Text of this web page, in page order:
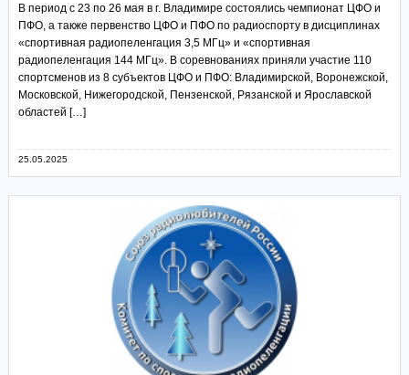
В период с 23 по 26 мая в г. Владимире состоялись чемпионат ЦФО и
ПФО, а также первенство ЦФО и ПФО по радиоспорту в дисциплинах
«спортивная радиопеленгация 3,5 МГц» и «спортивная
радиопеленгация 144 МГц». В соревнованиях приняли участие 110
спортсменов из 8 субъектов ЦФО и ПФО: Владимирской, Воронежской,
Московской, Нижегородской, Пензенской, Рязанской и Ярославской
областей […]
25.05.2025